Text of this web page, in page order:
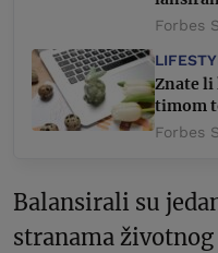
Forbes
Znate li
timom
Forbes
Balansirali su
stranama